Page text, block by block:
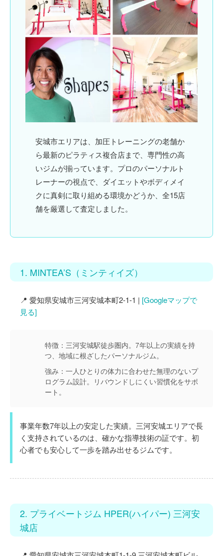
安城市エリアは、加圧トレーニングの老舗か
ら最新のピラティス複合店まで、専門性の高
いジムが揃っています。プロのパーソナルト
レーナーの視点で、 ダイエットやボディメイ
クに真剣に取り組める環境かどうか、全15店
舗を厳選して査定しました。
1. MINTEA’S（ミンティイズ）
📍 愛知県安城市三河安城本町2-1-1 | [Googleマップで
見る]
特徴： 三河安城駅徒歩圏内。7年以上の実績を持
つ、地域に根ざしたパーソナルジム。
強み： 一人ひとりの体力に合わせた無理のないプ
ログラム設計。リバウンドしにくい習慣化をサポ
ート。
事業年数7年以上の安定した実績。三河安城エリアで長
く支持されているのは、確かな指導技術の証です。初
心者でも安心して一歩を踏み出せるジムです。
2. プライベートジム HPER(ハイパー) 三河安
城店